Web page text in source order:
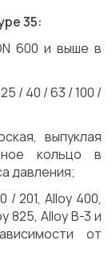
35:
600 и выше в
/ 40 / 63 / 100 /
выпуклая
кольцо в
давления;
/ 201, Alloy 400,
825, Alloy B-3 и
от